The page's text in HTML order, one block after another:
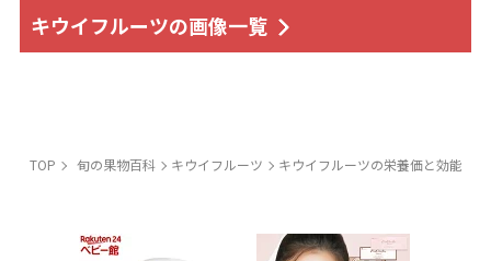
キウイフルーツの画像一覧
TOP 旬の果物百科 キウイフルーツ キウイフルーツの栄養価と効能